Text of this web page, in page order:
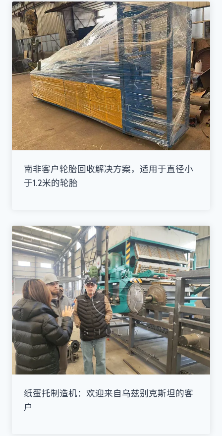
南非客户轮胎回收解决方案，适用于直径小
于1.2米的轮胎
纸蛋托制造机：欢迎来自乌兹别克斯坦的客
户